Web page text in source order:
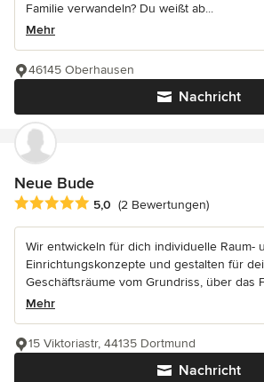
Familie verwandeln? Du weißt ab...
Mehr
Nachricht
46145 Oberhausen
Neue Bude
Durchschnittliche Bewertung: 5 von 5
5,0 (2 Bewertungen)
Wir entwickeln für dich individuelle Raum-
Einrichtungskonzepte und gestalten für
Geschäftsräume vom Grundriss, über das
Mehr
Nachricht
15 Viktoriastr, 44135 Dortmund